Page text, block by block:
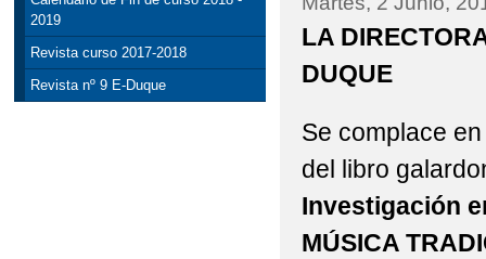
2019
Revista curso 2017-2018
Revista nº 9 E-Duque
LA
DUQUE
Se complace
del libro
Investigación
MÚSICA